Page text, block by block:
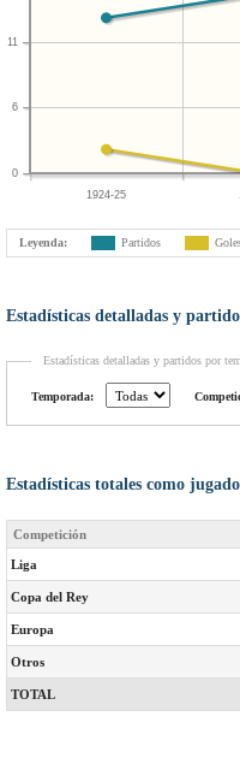
1924-25
0
6
11
Leyenda: Partidos
Estadísticas detalladas y
Estadísticas detalladas y partidos por
Temporada:
Estadísticas totales como
Competición
Liga
Copa del Rey
Europa
Otros
TOTAL